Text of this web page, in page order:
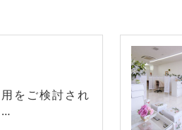
をご検討され
…